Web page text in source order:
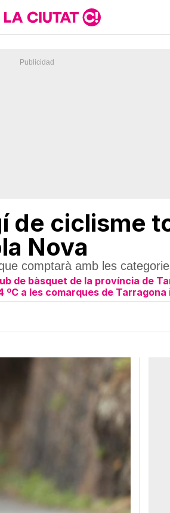
de ciclisme
Nova
comptarà amb les
de bàsquet de la província de
a les comarques de Tarragona